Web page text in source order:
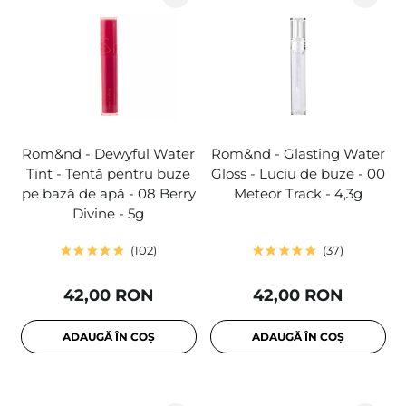
Rom&nd - Dewyful Water
Tint - Tentă pentru buze
pe bază de apă - 08 Berry
Divine - 5g
102
42,00 RON
ADAUGĂ ÎN COȘ
Rom&nd - Glasting Water
Gloss - Luciu de buze - 00
Meteor Track - 4,3g
37
42,00 RON
ADAUGĂ ÎN COȘ